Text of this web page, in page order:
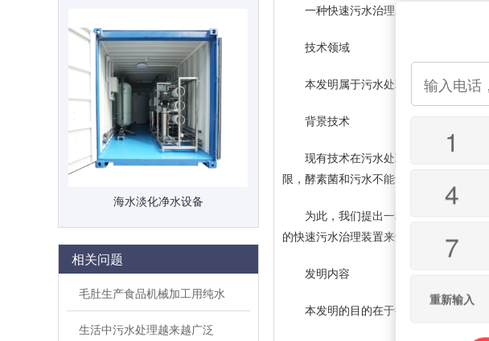
海水淡化净水设备
相关问题
毛肚生产食品机械加工用纯水
生活中污水处理越来越广泛
一种快速污水治理装置
技术领域
本发明属于污水处理技术领域，具体
背景技术
现有技术在污水处理的微生物生化反
限，酵素菌和污水不能够进行良好的接
为此，我们提出一种通过溢流推动水
的快速污水治理装置来解决上述问题。
发明内容
本发明的目的在于提供一种快速污水
1
4
7
重新输入